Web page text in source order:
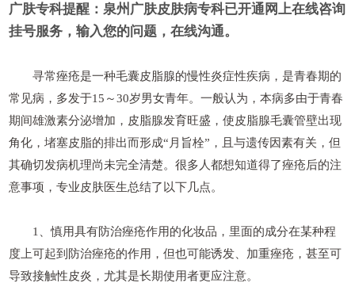
广肤专科提醒： 泉州广肤皮肤病专科已开通网上在线咨询
挂号服务，输入您的问题，在线沟通。
寻常痤疮是一种毛囊皮脂腺的慢性炎症性疾病，是青春期的
常见病，多发于15～30岁男女青年。一般认为，本病多由于青春
期间雄激素分泌增加，皮脂腺发育旺盛，使皮脂腺毛囊管壁出现
角化，堵塞皮脂的排出而形成“月旨栓”，且与遗传因素有关，但
其确切发病机理尚未完全清楚。很多人都想知道得了痤疮后的注
意事项，专业皮肤医生总结了以下几点。
1、慎用具有防治痤疮作用的化妆品，里面的成分在某种程
度上可起到防治痤疮的作用，但也可能诱发、加重痤疮，甚至可
导致接触性皮炎，尤其是长期使用者更应注意。